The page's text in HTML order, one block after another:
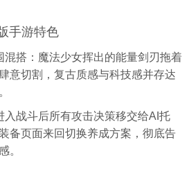
手游特色
混搭：魔法少女挥出的能量剑刃拖着
意切割，复古质感与科技感并存达
入战斗后所有攻击决策移交给AI托
备页面来回切换养成方案，彻底告
。